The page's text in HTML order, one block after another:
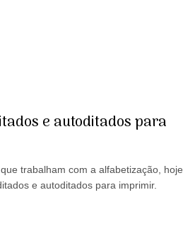
e autoditados para
trabalham com a alfabetização, hoje
e autoditados para imprimir.